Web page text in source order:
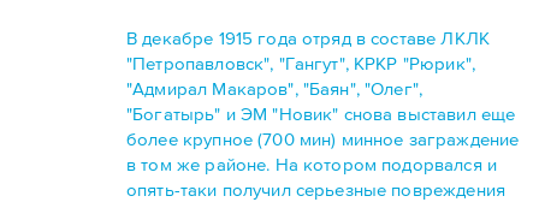
В декабре 1915 года отряд в составе ЛКЛК
"Петропавловск", "Гангут", КРКР "Рюрик",
"Адмирал Макаров", "Баян", "Олег",
"Богатырь" и ЭМ "Новик" снова выставил еще
более крупное (700 мин) минное заграждение
в том же районе. На котором подорвался и
опять-таки получил серьезные повреждения